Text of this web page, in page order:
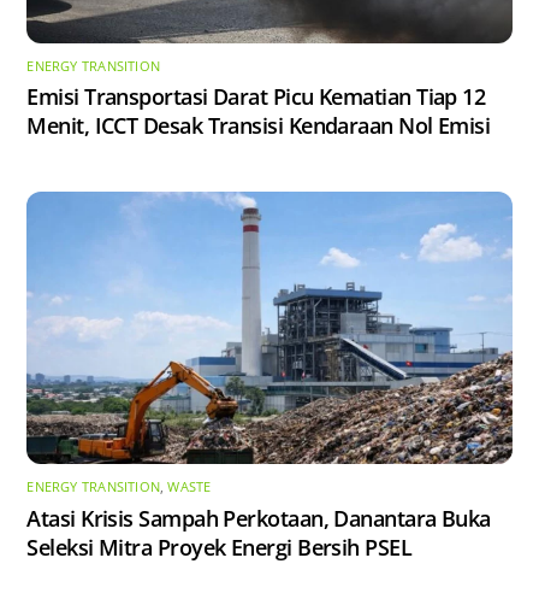
ENERGY TRANSITION
Emisi Transportasi Darat Picu Kematian Tiap 12
Menit, ICCT Desak Transisi Kendaraan Nol Emisi
ENERGY TRANSITION,WASTE
Atasi Krisis Sampah Perkotaan, Danantara Buka
Seleksi Mitra Proyek Energi Bersih PSEL